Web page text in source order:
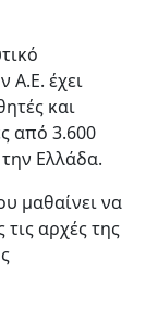
Α.Ε. έχει
και
από 3.600
Ελλάδα.
μαθαίνει να
αρχές της